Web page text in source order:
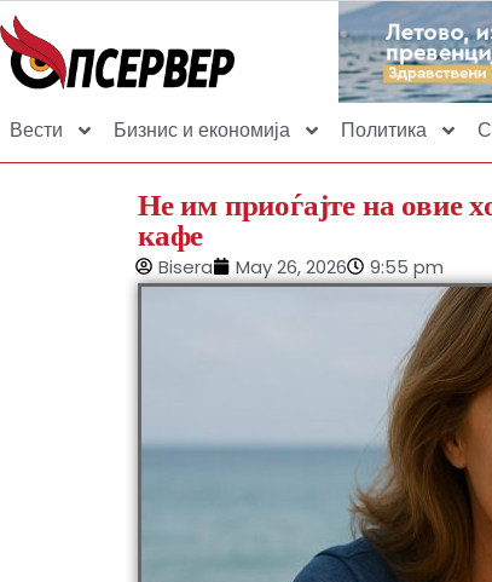
Вести Бизнис и економија Политика
Не им приоѓајте на овие
кафе
Bisera May 26, 2026 9:55 pm